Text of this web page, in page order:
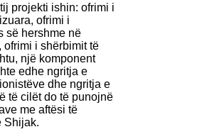
projekti ishin: ofrimi i
ofrimi i
së hershme në
i shërbimit të
një komponent
edhe ngritja e
dhe ngritja e
të cilët do të punojnë
me aftësi të
Shijak.